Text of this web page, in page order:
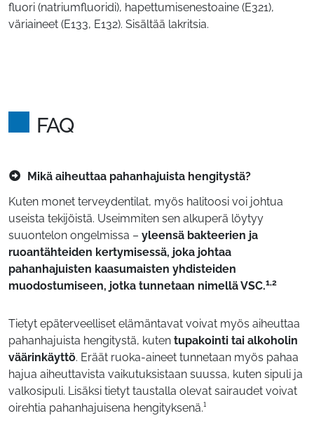
fluori (natriumfluoridi), hapettumisenestoaine (E321),
väriaineet (E133, E132). Sisältää lakritsia.
FAQ
Mikä aiheuttaa pahanhajuista hengitystä?
Kuten monet terveydentilat, myös halitoosi voi johtua
useista tekijöistä. Useimmiten sen alkuperä löytyy
suuontelon ongelmissa – yleensä bakteerien ja
ruoantähteiden kertymisessä, joka johtaa
pahanhajuisten kaasumaisten yhdisteiden
muodostumiseen, jotka tunnetaan nimellä VSC.1,2
Tietyt epäterveelliset elämäntavat voivat myös aiheuttaa
pahanhajuista hengitystä, kuten tupakointi tai alkoholin
väärinkäyttö. Eräät ruoka-aineet tunnetaan myös pahaa
hajua aiheuttavista vaikutuksistaan suussa, kuten sipuli ja
valkosipuli. Lisäksi tietyt taustalla olevat sairaudet voivat
oirehtia pahanhajuisena hengityksenä.¹